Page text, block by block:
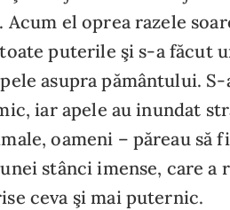
Acum el oprea razele
puterile şi s-a făcut
asupra pământului.
iar apele au inundat
oameni – păreau să
stânci imense, care a
ceva şi mai puternic.